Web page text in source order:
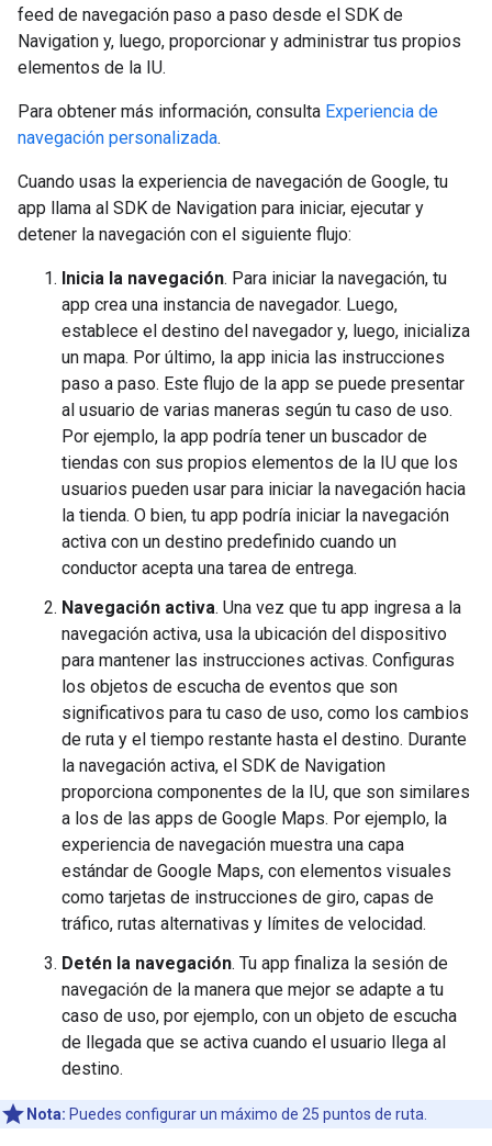
feed de navegación paso a paso desde el SDK de
Navigation y, luego, proporcionar y administrar tus propios
elementos de la IU.
Para obtener más información, consulta Experiencia de
navegación personalizada.
Cuando usas la experiencia de navegación de Google, tu
app llama al SDK de Navigation para iniciar, ejecutar y
detener la navegación con el siguiente flujo:
Inicia la navegación. Para iniciar la navegación, tu
app crea una instancia de navegador. Luego,
establece el destino del navegador y, luego, inicializa
un mapa. Por último, la app inicia las instrucciones
paso a paso. Este flujo de la app se puede presentar
al usuario de varias maneras según tu caso de uso.
Por ejemplo, la app podría tener un buscador de
tiendas con sus propios elementos de la IU que los
usuarios pueden usar para iniciar la navegación hacia
la tienda. O bien, tu app podría iniciar la navegación
activa con un destino predefinido cuando un
conductor acepta una tarea de entrega.
Navegación activa. Una vez que tu app ingresa a la
navegación activa, usa la ubicación del dispositivo
para mantener las instrucciones activas. Configuras
los objetos de escucha de eventos que son
significativos para tu caso de uso, como los cambios
de ruta y el tiempo restante hasta el destino. Durante
la navegación activa, el SDK de Navigation
proporciona componentes de la IU, que son similares
a los de las apps de Google Maps. Por ejemplo, la
experiencia de navegación muestra una capa
estándar de Google Maps, con elementos visuales
como tarjetas de instrucciones de giro, capas de
tráfico, rutas alternativas y límites de velocidad.
Detén la navegación. Tu app finaliza la sesión de
navegación de la manera que mejor se adapte a tu
caso de uso, por ejemplo, con un objeto de escucha
de llegada que se activa cuando el usuario llega al
destino.
Nota: Puedes configurar un máximo de 25 puntos de ruta.